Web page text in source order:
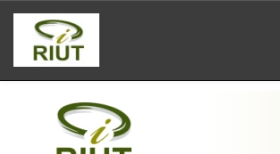
Skip
navigation